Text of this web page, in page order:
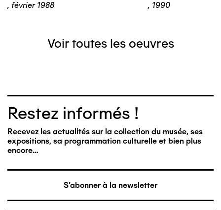
, février 1988
, 1990
Voir toutes les oeuvres
Restez informés !
Recevez les actualités sur la collection du musée, ses
expositions, sa programmation culturelle et bien plus
encore…
S'abonner à la newsletter